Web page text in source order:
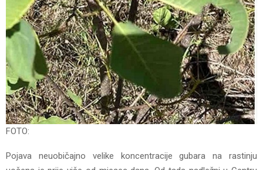
FOTO:
Pojava neuobičajno velike koncentracije gubara na rastinju